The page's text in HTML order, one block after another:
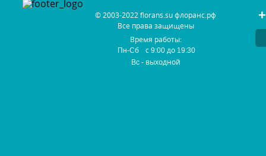
© 2003-2022 florans.su флоранс.рф
Все права защищены
Время работы:
Пн-Сб с9:00 до 19:30
Вс - выходной